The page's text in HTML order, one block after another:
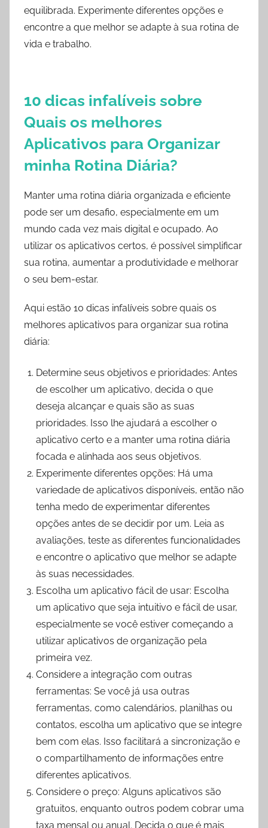
equilibrada. Experimente diferentes opções e
encontre a que melhor se adapte à sua rotina de
vida e trabalho.
10 dicas infalíveis sobre
Quais os melhores
Aplicativos para Organizar
minha Rotina Diária?
Manter uma rotina diária organizada e eficiente
pode ser um desafio, especialmente em um
mundo cada vez mais digital e ocupado. Ao
utilizar os aplicativos certos, é possível simplificar
sua rotina, aumentar a produtividade e melhorar
o seu bem-estar.
Aqui estão 10 dicas infalíveis sobre quais os
melhores aplicativos para organizar sua rotina
diária:
Determine seus objetivos e prioridades: Antes
de escolher um aplicativo, decida o que
deseja alcançar e quais são as suas
prioridades. Isso lhe ajudará a escolher o
aplicativo certo e a manter uma rotina diária
focada e alinhada aos seus objetivos.
Experimente diferentes opções: Há uma
variedade de aplicativos disponíveis, então não
tenha medo de experimentar diferentes
opções antes de se decidir por um. Leia as
avaliações, teste as diferentes funcionalidades
e encontre o aplicativo que melhor se adapte
às suas necessidades.
Escolha um aplicativo fácil de usar: Escolha
um aplicativo que seja intuitivo e fácil de usar,
especialmente se você estiver começando a
utilizar aplicativos de organização pela
primeira vez.
Considere a integração com outras
ferramentas: Se você já usa outras
ferramentas, como calendários, planilhas ou
contatos, escolha um aplicativo que se integre
bem com elas. Isso facilitará a sincronização e
o compartilhamento de informações entre
diferentes aplicativos.
Considere o preço: Alguns aplicativos são
gratuitos, enquanto outros podem cobrar uma
taxa mensal ou anual. Decida o que é mais